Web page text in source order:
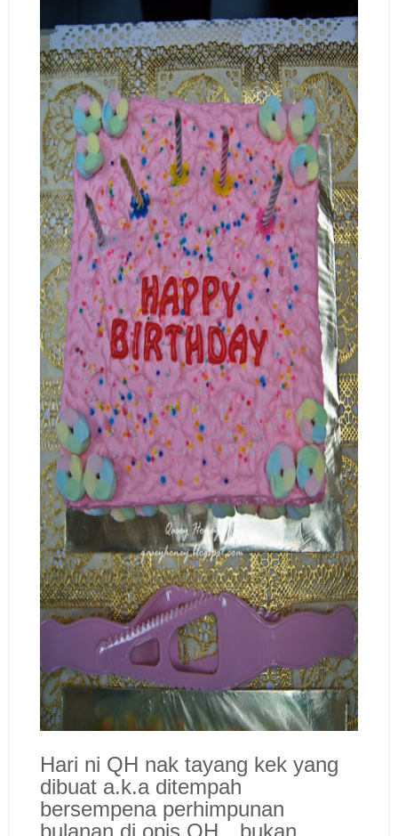
Hari ni QH nak tayang kek yang
dibuat a.k.a ditempah
bersempena perhimpunan
bulanan di opis QH…bukan